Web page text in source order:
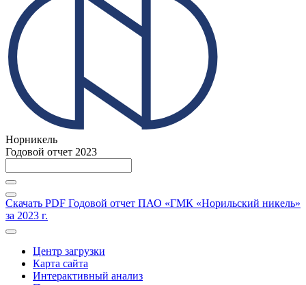
Норникель
Годовой отчет 2023
Скачать PDF Годовой отчет ПАО «ГМК «Норильский никель»
за 2023 г.
Центр загрузки
Карта сайта
Интерактивный анализ